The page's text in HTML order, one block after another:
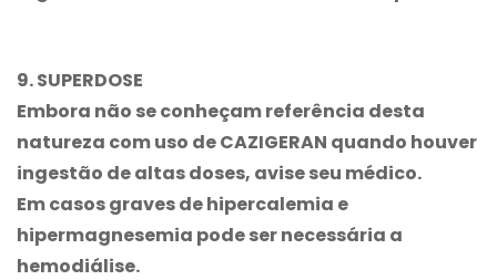
9. SUPERDOSE
Embora não se conheçam referência desta
natureza com uso de CAZIGERAN quando houver
ingestão de altas doses, avise seu médico.
Em casos graves de hipercalemia e
hipermagnesemia pode ser necessária a
hemodiálise.